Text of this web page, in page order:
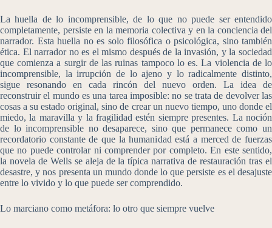
La huella de lo incomprensible, de lo que no puede ser entendido
completamente, persiste en la memoria colectiva y en la conciencia del
narrador. Esta huella no es solo filosófica o psicológica, sino también
ética. El narrador no es el mismo después de la invasión, y la sociedad
que comienza a surgir de las ruinas tampoco lo es. La violencia de lo
incomprensible, la irrupción de lo ajeno y lo radicalmente distinto,
sigue resonando en cada rincón del nuevo orden. La idea de
reconstruir el mundo es una tarea imposible: no se trata de devolver las
cosas a su estado original, sino de crear un nuevo tiempo, uno donde el
miedo, la maravilla y la fragilidad estén siempre presentes. La noción
de lo incomprensible no desaparece, sino que permanece como un
recordatorio constante de que la humanidad está a merced de fuerzas
que no puede controlar ni comprender por completo. En este sentido,
la novela de Wells se aleja de la típica narrativa de restauración tras el
desastre, y nos presenta un mundo donde lo que persiste es el desajuste
entre lo vivido y lo que puede ser comprendido.
Lo marciano como metáfora: lo otro que siempre vuelve